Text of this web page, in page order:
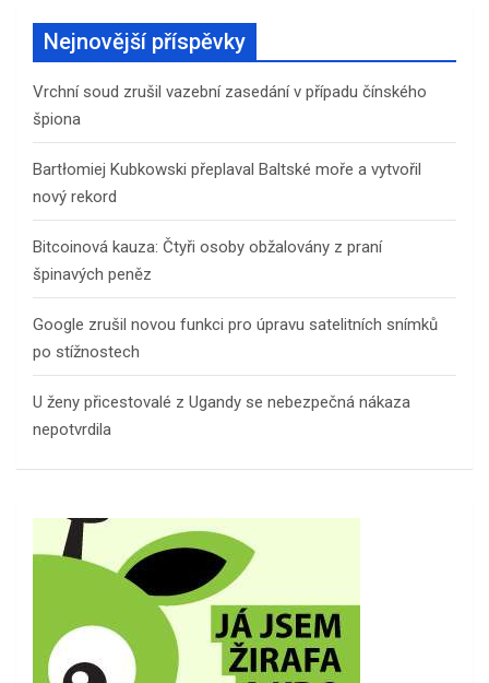
Nejnovější příspěvky
Vrchní soud zrušil vazební zasedání v případu čínského
špiona
Bartłomiej Kubkowski přeplaval Baltské moře a vytvořil
nový rekord
Bitcoinová kauza: Čtyři osoby obžalovány z praní
špinavých peněz
Google zrušil novou funkci pro úpravu satelitních snímků
po stížnostech
U ženy přicestovalé z Ugandy se nebezpečná nákaza
nepotvrdila